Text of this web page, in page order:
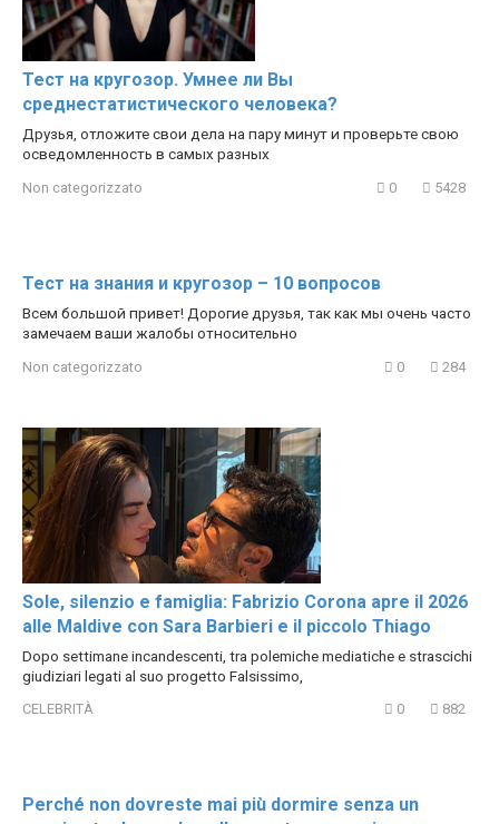
Тест на кругозор. Умнее ли Вы
среднестатистического человека?
Друзья, отложите свои дела на пару минут и проверьте свою
осведомленность в самых разных
Non categorizzato 0 5428
Тест на знания и кругозор – 10 вопросов
Всем большой привет! Дорогие друзья, так как мы очень часто
замечаем ваши жалобы относительно
Non categorizzato 0 284
Sole, silenzio e famiglia: Fabrizio Corona apre il 2026
alle Maldive con Sara Barbieri e il piccolo Thiago
Dopo settimane incandescenti, tra polemiche mediatiche e strascichi
giudiziari legati al suo progetto Falsissimo,
CELEBRITÀ 0 882
Perché non dovreste mai più dormire senza un